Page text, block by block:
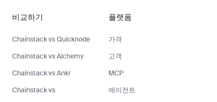
비교하기
Chainstack vs Quicknode
Chainstack vs Alchemy
Chainstack vs Ankr
Chainstack vs
플랫폼
가격
고객
MCP
에이전트